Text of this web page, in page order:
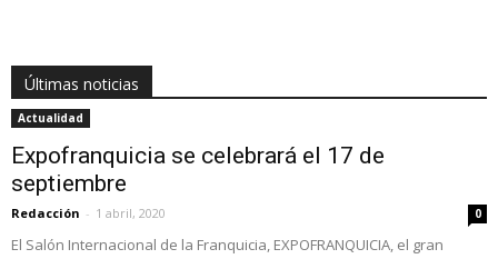
Últimas noticias
Actualidad
Expofranquicia se celebrará el 17 de
septiembre
Redacción - 1 abril, 2020 0
El Salón Internacional de la Franquicia, EXPOFRANQUICIA, el gran